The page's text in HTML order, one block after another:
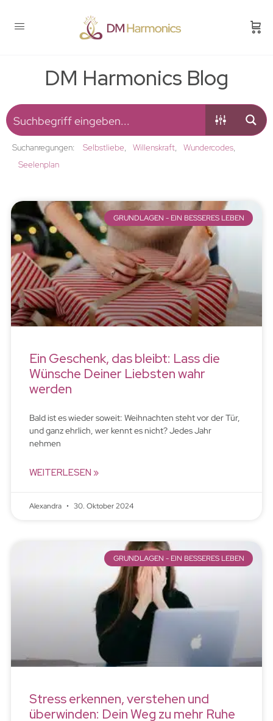
DM Harmonics Blog
Suchanregungen: Selbstliebe Willenskraft
Wundercodes
Seelenplan
GRUNDLAGEN - EIN BESSERES LEBEN
Ein Geschenk, das bleibt: Lass die
Wünsche Deiner Liebsten wahr
werden
Bald ist es wieder soweit: Weihnachten steht vor der Tür,
und ganz ehrlich, wer kennt es nicht? Jedes Jahr
nehmen
WEITERLESEN »
Alexandra 30. Oktober 2024
GRUNDLAGEN - EIN BESSERES LEBEN
Stress erkennen, verstehen und
überwinden: Dein Weg zu mehr Ruhe